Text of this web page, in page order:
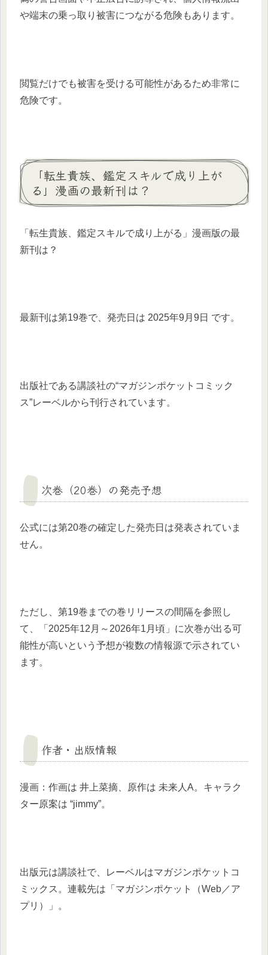
や端末の乗っ取り被害につながる危険もあります。
閲覧だけでも被害を受ける可能性があるため非常に
危険です。
「転生貴族、鑑定スキルで成り上が
る」漫画の最新刊は？
「転生貴族、鑑定スキルで成り上がる」漫画版の最
新刊は？
最新刊は第19巻で、発売日は 2025年9月9日 です。
出版社である講談社の“マガジンポケットコミック
ス”レーベルから刊行されています。
次巻（20巻）の発売予想
公式には第20巻の確定した発売日は発表されていま
せん。
ただし、第19巻までの巻リリースの間隔を参照し
て、「2025年12月～2026年1月頃」に次巻が出る可
能性が高いという予想が複数の情報源で示されてい
ます。
作者・出版情報
漫画：作画は 井上菜摘、原作は 未来人A。キャラク
ター原案は “jimmy”。
出版元は講談社で、レーベルはマガジンポケットコ
ミックス。連載先は「マガジンポケット（Web／ア
プリ）」。